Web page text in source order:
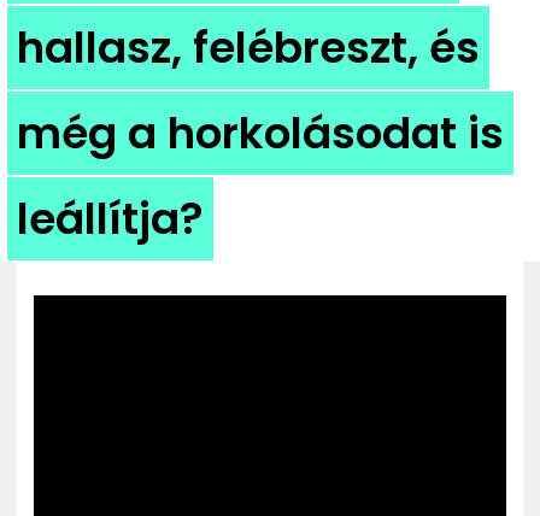
KULT
UTCA
ZENE
PR-ARCHÍVUM
hallasz, felébreszt, és
még a horkolásodat is
leállítja?